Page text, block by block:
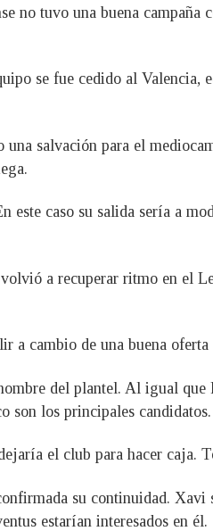
no tuvo una buena
se fue cedido al Valencia,
salvación para el
este caso su salida sería a
a recuperar ritmo en el
a cambio de una buena
del plantel. Al igual
son los principales candidatos.
el club para hacer
su continuidad.
estarían interesados en él.